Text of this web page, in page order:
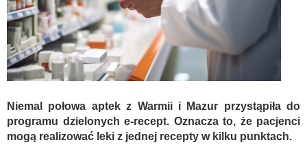
Niemal połowa aptek z Warmii i Mazur przystąpiła do
programu dzielonych e-recept. Oznacza to, że pacjenci
mogą realizować leki z jednej recepty w kilku punktach.